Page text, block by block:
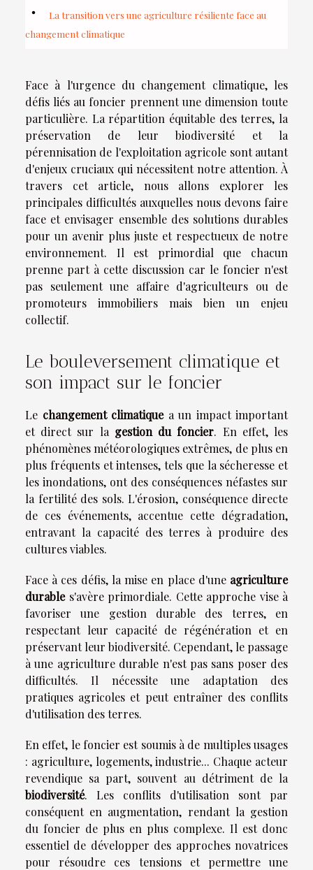
La transition vers une agriculture résiliente face au
changement climatique
Face à l'urgence du changement climatique, les
défis liés au foncier prennent une dimension toute
particulière. La répartition équitable des terres, la
préservation de leur biodiversité et la
pérennisation de l'exploitation agricole sont autant
d'enjeux cruciaux qui nécessitent notre attention. À
travers cet article, nous allons explorer les
principales difficultés auxquelles nous devons faire
face et envisager ensemble des solutions durables
pour un avenir plus juste et respectueux de notre
environnement. Il est primordial que chacun
prenne part à cette discussion car le foncier n'est
pas seulement une affaire d'agriculteurs ou de
promoteurs immobiliers mais bien un enjeu
collectif.
Le bouleversement climatique et
son impact sur le foncier
Le changement climatiquea un impact important
et direct sur la gestion du foncier. En effet, les
phénomènes météorologiques extrêmes, de plus en
plus fréquents et intenses, tels que la sécheresse et
les inondations, ont des conséquences néfastes sur
la fertilité des sols. L'érosion, conséquence directe
de ces événements, accentue cette dégradation,
entravant la capacité des terres à produire des
cultures viables.
Face à ces défis, la mise en place d'une agriculture
durables'avère primordiale. Cette approche vise à
favoriser une gestion durable des terres, en
respectant leur capacité de régénération et en
préservant leur biodiversité. Cependant, le passage
à une agriculture durable n'est pas sans poser des
difficultés. Il nécessite une adaptation des
pratiques agricoles et peut entraîner des conflits
d'utilisation des terres.
En effet, le foncier est soumis à de multiples usages
: agriculture, logements, industrie... Chaque acteur
revendique sa part, souvent au détriment de la
biodiversité. Les conflits d'utilisation sont par
conséquent en augmentation, rendant la gestion
du foncier de plus en plus complexe. Il est donc
essentiel de développer des approches novatrices
pour résoudre ces tensions et permettre une